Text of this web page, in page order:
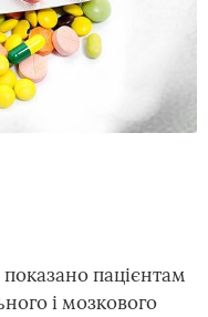
пацієнтам
і мозкового